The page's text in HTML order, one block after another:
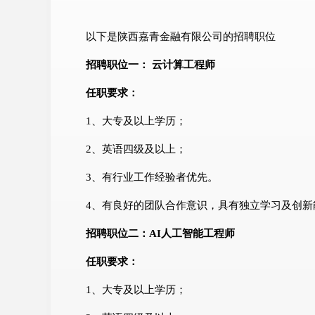
以下是陕西嘉青金融有限公司的招聘职位
招聘职位一： 云计算工程师
任职要求：
1、大专及以上学历；
2、英语四级及以上；
3、有行业工作经验者优先。
4、有良好的团队合作意识，具有独立学习及创
招聘职位二：AI人工智能工程师
任职要求：
1、大专及以上学历；